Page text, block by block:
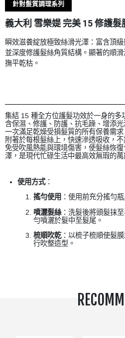
針對髮質調理系列
義大利 雪樂媞 完美 15 修護髮
瞬效滋養綻放極致絲滑光澤：富含頂
並深度修護髮絲角質結構。顯著的順
撫平乾枯。
集結 15 種全方位護髮功效於一身的多
含保濕、修護、防護、抗毛躁、增添
一次滿足乾燥受損髮質的所有保養需
附著於每根髮絲上，快速滲透吸收，
免受吹風熱能與環境傷害，使髮絲恢
澤，是現代忙碌生活中最高效無瑕的萬
使用方式：
搖勻使用 ：使用前充分搖勻瓶
噴灑髮絲：洗髮後將頭髮抹
勻噴灑於髮中至髮尾。
梳順吹乾：以梳子梳順使髮
行吹整造型。